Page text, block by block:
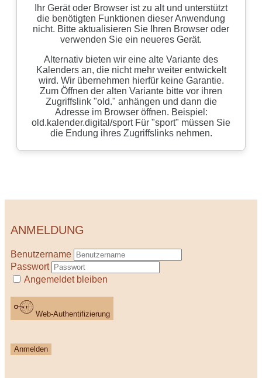
ANMELDUNG
Benutzername
Passwort
Angemeldet bleiben
Web-Authentifizierung
Anmelden